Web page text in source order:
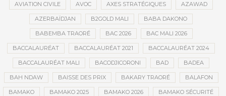
AVIATION CIVILE AVOC AXES STRATÉGIQUES AZAWAD
AZERBAÏDJAN B2GOLD MALI BABA DAKONO
BABEMBA TRAORÉ BAC 2026 BAC MALI 2026
BACCALAURÉAT BACCALAURÉAT 2021 BACCALAURÉAT 2024
BACCALAURÉAT MALI BACODJICORONI BAD BADEA
BAH NDAW BAISSE DES PRIX BAKARY TRAORÉ BALAFON
BAMAKO BAMAKO 2025 BAMAKO 2026 BAMAKO SÉCURITÉ